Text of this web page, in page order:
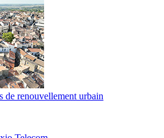
de renouvellement urbain